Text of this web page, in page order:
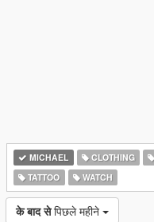
MICHAEL CLOTHING
TATTOO
WATCH
के बाद से पिछले महीने